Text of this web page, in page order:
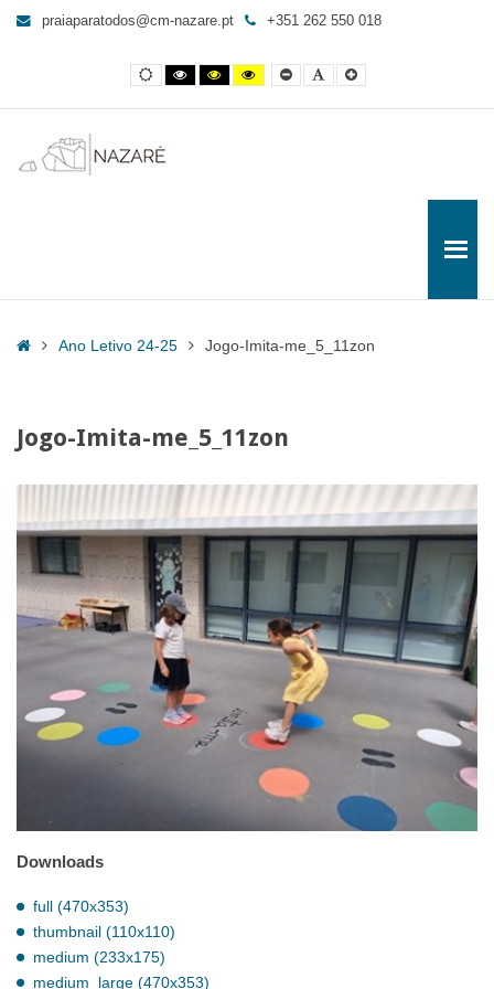
Praia
Todos
praiaparatodos@cm-nazare.pt +351 262 550 018
Contraste
normal
Contraste
preto
branco
Contraste
preto
amarelo
Yellow
and
contrast
Smaller
Font
Letra
por
Letra
maior
HomeAno Letivo 24-25 Jogo-Imita-me_5_11zon
Jogo-Imita-me_5_11zon
Downloads
full (470x353)
thumbnail (110x110)
medium (233x175)
medium_large (470x353)